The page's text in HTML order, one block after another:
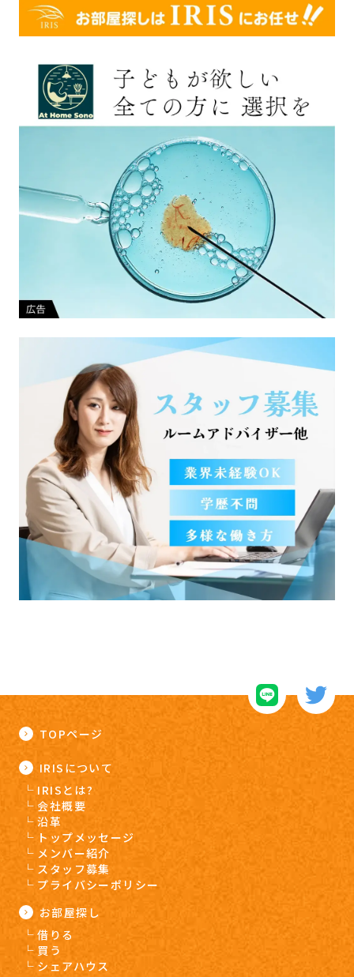
TOPページ
IRISについて
IRISとは?
会社概要
沿革
トップメッセージ
メンバー紹介
スタッフ募集
プライバシーポリシー
お部屋探し
借りる
買う
シェアハウス